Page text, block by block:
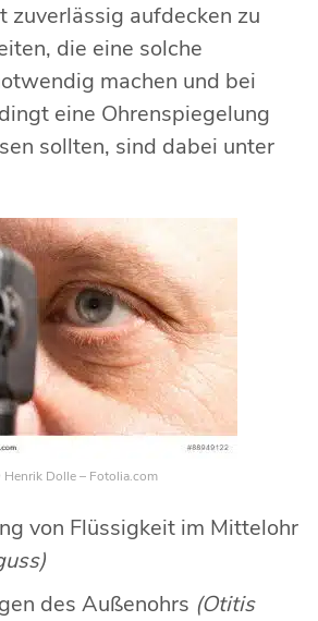
zuverlässig aufdecken zu
die eine solche
machen und bei
eine Ohrenspiegelung
sollten, sind dabei unter
Dolle – Fotolia.com
von Flüssigkeit im Mittelohr
des Außenohrs (Otitis